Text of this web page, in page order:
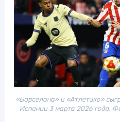
«Барселона» и «Атлетико»
Испании 3 марта 2026 года.